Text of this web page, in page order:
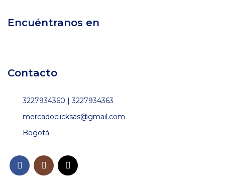
Encuéntranos en
Contacto
3227934360 | 3227934363
mercadoclicksas@gmail.com
Bogotá.